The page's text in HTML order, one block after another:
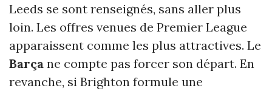
Leeds se sont renseignés, sans aller plus
loin. Les offres venues de Premier League
apparaissent comme les plus attractives. Le
Barça ne compte pas forcer son départ. En
revanche, si Brighton formule une